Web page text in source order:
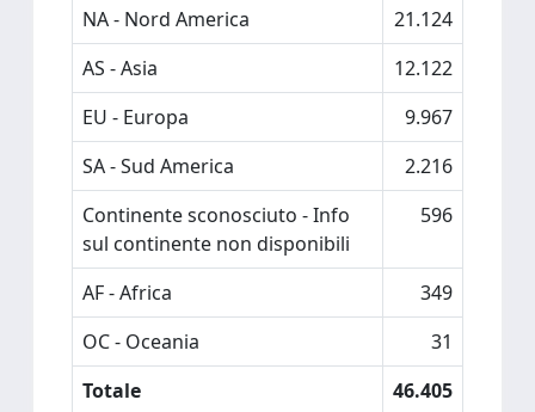
NA - Nord America
21.124
AS - Asia
12.122
EU - Europa
9.967
SA - Sud America
2.216
Continente sconosciuto - Info
sul continente non disponibili
596
AF - Africa
349
OC - Oceania
31
Totale
46.405